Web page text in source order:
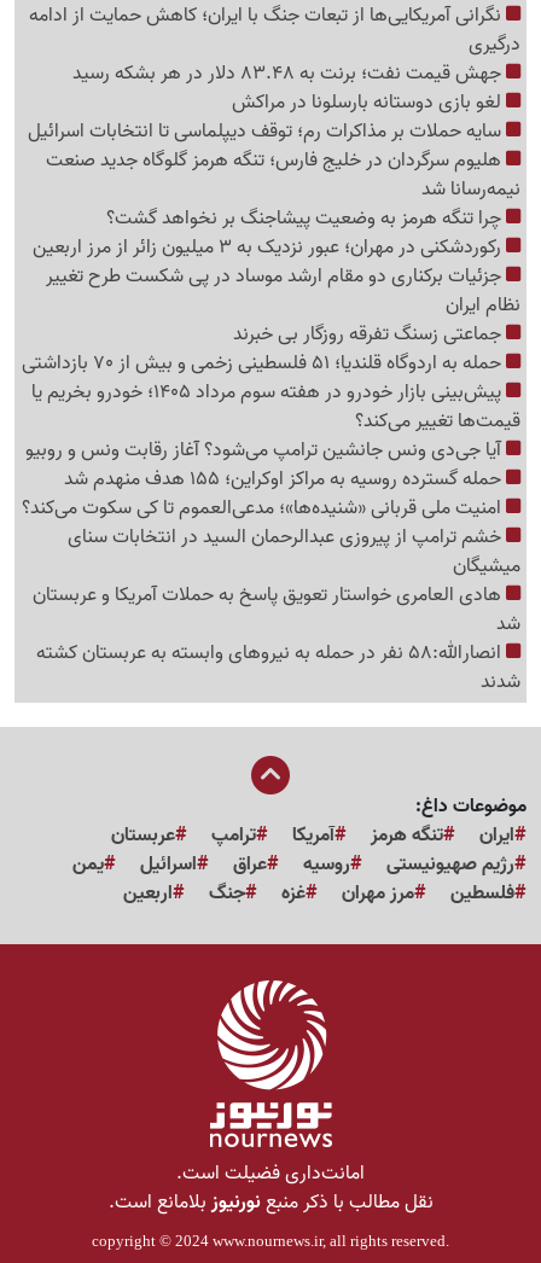
نگرانی آمریکایی‌ها از تبعات جنگ با ایران؛ کاهش حمایت از ادامه
درگیری
جهش قیمت نفت؛ برنت به 83.48 دلار در هر بشکه رسید
لغو بازی دوستانه بارسلونا در مراکش
سایه حملات بر مذاکرات رم؛ توقف دیپلماسی تا انتخابات اسرائیل
هلیوم سرگردان در خلیج فارس؛ تنگه هرمز گلوگاه جدید صنعت
نیمه‌رسانا شد
چرا تنگه هرمز به وضعیت پیشاجنگ بر نخواهد گشت؟
رکوردشکنی در مهران؛ عبور نزدیک به 3 میلیون زائر از مرز اربعین
جزئیات برکناری دو مقام ارشد موساد در پی شکست طرح تغییر
نظام ایران
جماعتی زسنگ تفرقه روزگار بی خبرند
حمله به اردوگاه قلندیا؛ 51 فلسطینی زخمی و بیش از 70 بازداشتی
پیش‌بینی بازار خودرو در هفته سوم مرداد 1405؛ خودرو بخریم یا
قیمت‌ها تغییر می‌کند؟
آیا جی‌دی ونس جانشین ترامپ می‌شود؟ آغاز رقابت ونس و روبیو
حمله گسترده روسیه به مراکز اوکراین؛ 155 هدف منهدم شد
امنیت ملی قربانی «شنیده‌ها»؛ مدعی‌العموم تا کی سکوت می‌کند؟
خشم ترامپ از پیروزی عبدالرحمان السید در انتخابات سنای
میشیگان
هادی العامری خواستار تعویق پاسخ به حملات آمریکا و عربستان
شد
انصارالله:58 نفر در حمله به نیروهای وابسته به عربستان کشته
شدند
موضوعات داغ:
ایران
تنگه هرمز آمریکا ترامپ
عربستان
رژیم صهیونیستی
روسیه عراق اسرائیل
یمن
فلسطین
مرز مهران غزه جنگ اربعین
امانت‌داری فضیلت است.
نقل مطالب با ذکر منبعنورنیوزبلامانع است.
copyright © 2024 www.nournews.ir, all rights reserved.